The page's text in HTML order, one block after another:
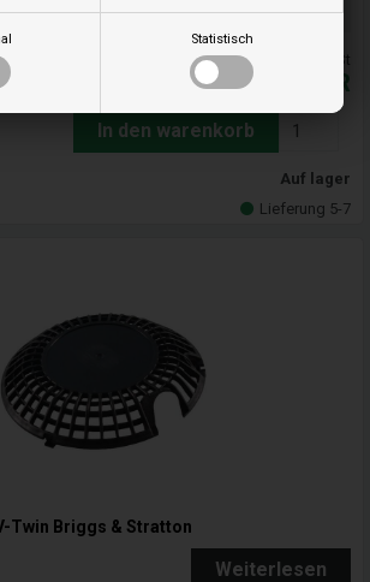
Statistisch
wird versendet mandag
Alle Preise inkl. MwSt
26,00 EUR
In den warenkorb
Auf lager
Lieferung 5-7
Twin Briggs & Stratton
Weiterlesen